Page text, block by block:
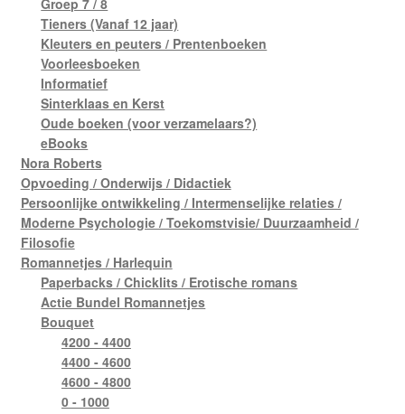
Tieners (Vanaf 12 jaar)
Kleuters en peuters / Prentenboeken
Voorleesboeken
Informatief
Sinterklaas en Kerst
Oude boeken (voor verzamelaars?)
eBooks
Nora Roberts
Opvoeding / Onderwijs / Didactiek
Persoonlijke ontwikkeling / Intermenselijke relaties /
Moderne Psychologie / Toekomstvisie/ Duurzaamheid /
Filosofie
Romannetjes / Harlequin
Paperbacks / Chicklits / Erotische romans
Actie Bundel Romannetjes
Bouquet
4200 - 4400
4400 - 4600
4600 - 4800
0 - 1000